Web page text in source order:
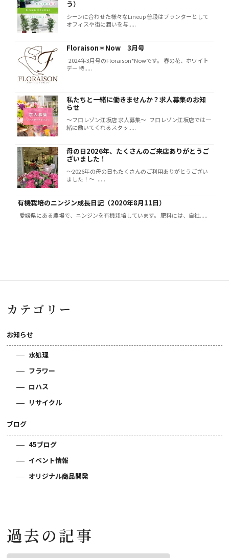
う）
シーンに合わせた様々なLineup 普段はプランターとして
オフィスや街に潤いを与.....
Floraison＊Now 3月号
2024年3月号のFloraison*Nowです。 春の花、ホワイト
デー 特.....
私たちと一緒に働きませんか？求人募集のお知
らせ
～フロレゾン江坂店 求人募集～ フロレゾン江坂店では一
緒に働いてくれるスタッ.....
母の日2026年、たくさんのご来店ありがとうご
ざいました！
～2026年の母の日もたくさんのご利用ありがとうござい
ました！～ .....
有機栽培のニンジン成長日記（2020年8月11日）
愛媛県にある農場で、ニンジンを有機栽培しています。 肥料には、自社.....
カテゴリー
お知らせ
水処理
フラワー
ロハス
リサイクル
ブログ
45ブログ
イベント情報
オリジナル商品開発
過去の記事